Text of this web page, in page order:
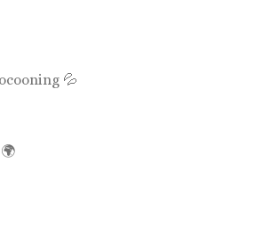
💦